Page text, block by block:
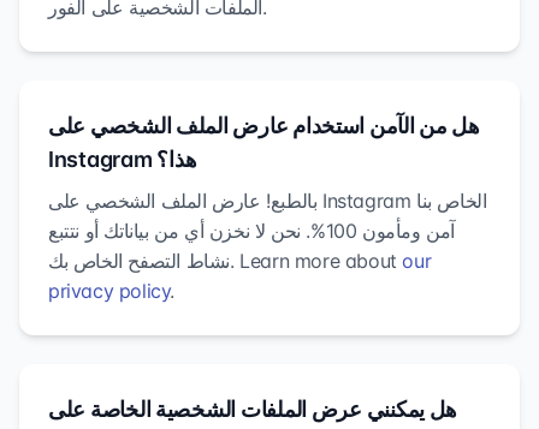
الملفات الشخصية على الفور.
هل من الآمن استخدام عارض الملف الشخصي على
Instagram هذا؟
بالطبع! عارض الملف الشخصي على Instagram الخاص بنا
آمن ومأمون 100%. نحن لا نخزن أي من بياناتك أو نتتبع
نشاط التصفح الخاص بك. Learn more aboutour
privacy policy.
هل يمكنني عرض الملفات الشخصية الخاصة على